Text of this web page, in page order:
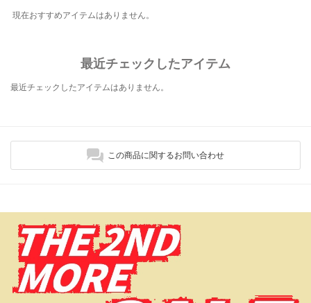
現在おすすめアイテムはありません。
最近チェックしたアイテム
最近チェックしたアイテムはありません。
この商品に関するお問い合わせ